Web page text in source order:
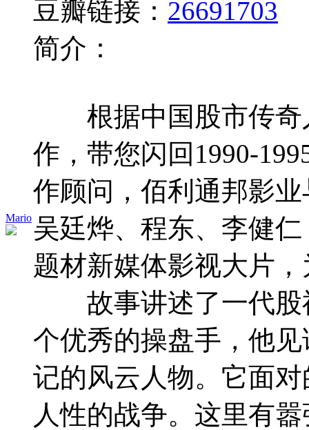
Mario
豆瓣链接： 26691703
简介：
根据中国股市传奇
作，带您闪回1990-
作顾问，佰利通邦影
吴廷烨、程东、李健
题材新媒体影视大片
故事讲述了一代股
个优秀的操盘手，他
记的风云人物。它面
人性的战争。这里有